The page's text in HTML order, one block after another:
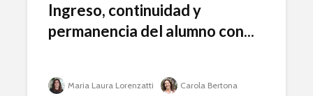
Ingreso, continuidad y
permanencia del alumno con...
Maria Laura Lorenzatti
Carola Bertona